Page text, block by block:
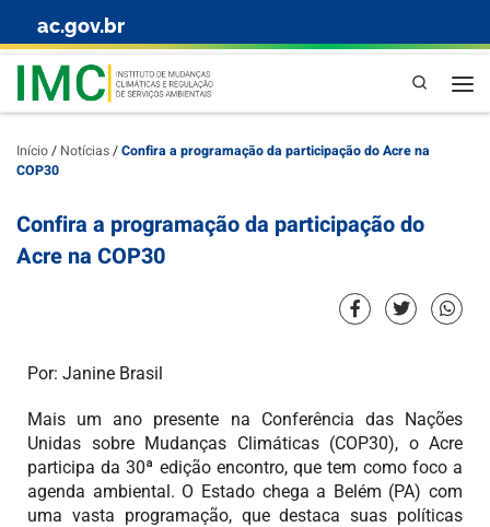
Skip to content
ac.gov.br
Pesquisa
Início/ Notícias/Confira a programação da participação do Acre na
COP30
Confira a programação da participação do
Acre na COP30
Por: Janine Brasil
Mais um ano presente na Conferência das Nações
Unidas sobre Mudanças Climáticas (COP30), o Acre
participa da 30ª edição encontro, que tem como foco a
agenda ambiental. O Estado chega a Belém (PA) com
uma vasta programação, que destaca suas políticas